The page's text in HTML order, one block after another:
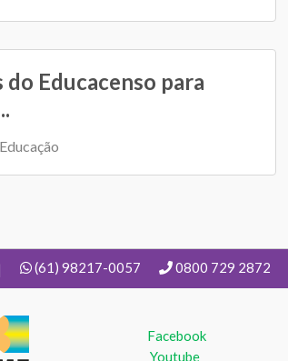
do Educacenso para
(61) 98217-0057 0800 729 2872
Facebook
Youtube